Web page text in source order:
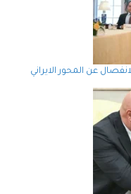
عن المحور الايراني